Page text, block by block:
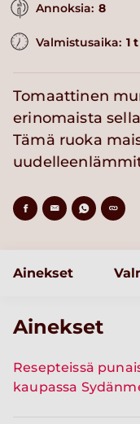
Annoksia: 8
Valmistusaika: 1
Tomaattinen
erinomaista
Tämä ruoka
Ainekset
Ainekset
Resepteissä
kaupassa